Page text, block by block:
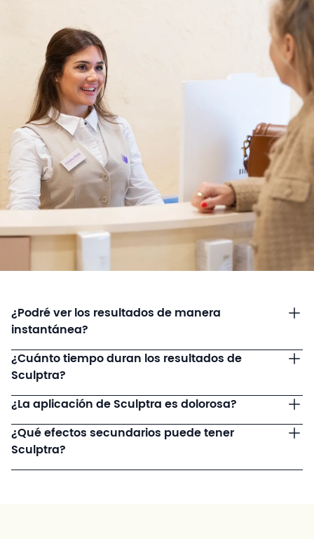
¿Podré ver los resultados de manera
instantánea?
¿Cuánto tiempo duran los resultados de
Sculptra?
¿La aplicación de Sculptra es dolorosa?
¿Qué efectos secundarios puede tener
Sculptra?